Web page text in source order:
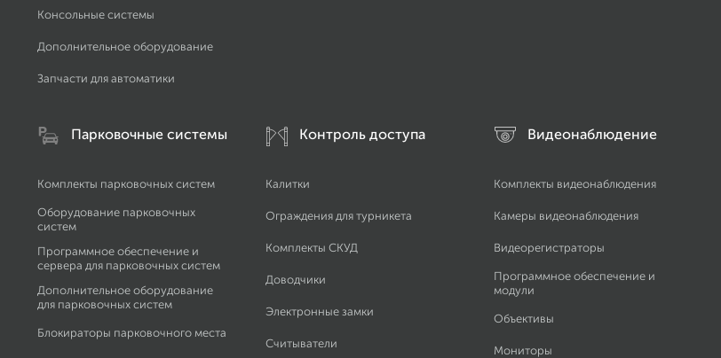
Консольные системы
Дополнительное оборудование
Запчасти для автоматики
Парковочные системы
Комплекты парковочных систем
Оборудование парковочных
систем
Программное обеспечение и
сервера для парковочных систем
Дополнительное оборудование
для парковочных систем
Блокираторы парковочного места
Контроль доступа
Калитки
Ограждения для турникета
Комплекты СКУД
Доводчики
Электронные замки
Считыватели
Видеонаблюдение
Комплекты видеонаблюдения
Камеры видеонаблюдения
Видеорегистраторы
Программное обеспечение и
модули
Объективы
Мониторы